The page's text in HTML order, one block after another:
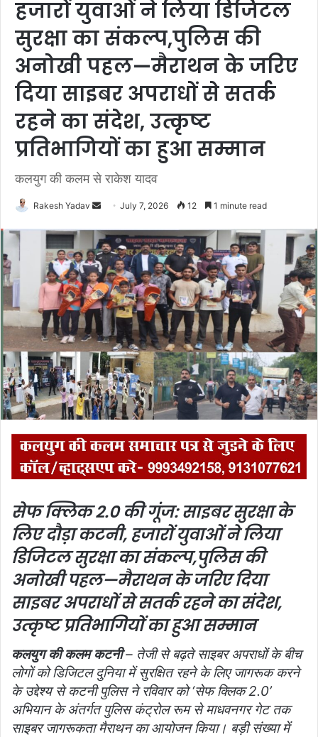
हजारों युवाओं ने लिया डिजिटल
सुरक्षा का संकल्प,पुलिस की
अनोखी पहल—मैराथन के जरिए
दिया साइबर अपराधों से सतर्क
रहने का संदेश, उत्कृष्ट
प्रतिभागियों का हुआ सम्मान
कलयुग की कलम से राकेश यादव
Rakesh Yadav
n
d
a
n
e
m
a
i
l
July 7, 2026 12 1 minute read
सेफ क्लिक 2.0 की गूंज: साइबर सुरक्षा के
लिए दौड़ा कटनी, हजारों युवाओं ने लिया
डिजिटल सुरक्षा का संकल्प,पुलिस की
अनोखी पहल—मैराथन के जरिए दिया
साइबर अपराधों से सतर्क रहने का संदेश,
उत्कृष्ट प्रतिभागियों का हुआ सम्मान
कलयुग की कलम कटनी– तेजी से बढ़ते साइबर अपराधों के बीच
लोगों को डिजिटल दुनिया में सुरक्षित रहने के लिए जागरूक करने
के उद्देश्य से कटनी पुलिस ने रविवार को ‘सेफ क्लिक 2.0’
अभियान के अंतर्गत पुलिस कंट्रोल रूम से माधवनगर गेट तक
साइबर जागरूकता मैराथन का आयोजन किया। बड़ी संख्या में